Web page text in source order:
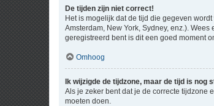
De tijden zijn niet correct!
Het is mogelijk dat de tijd die gegeven
Amsterdam, New York, Sydney, enz.).
geregistreerd bent is dit een goed moment
Omhoog
Ik wijzigde de tijdzone, maar de tijd is nog
Als je zeker bent dat je de correcte tijdzone
moeten doen.